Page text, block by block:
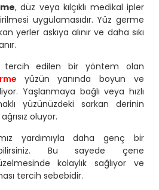
, düz veya kılçıklı medikal ipler
uygulamasıdır. Yüz germe
yerler askıya alınır ve daha sıkı
tercih edilen bir yöntem olan
yüzün yanında boyun ve
Yaşlanmaya bağlı veya hızlı
yüzünüzdeki sarkan derinin
oluyor.
yardımıyla daha genç bir
Bu sayede çene
kolaylık sağlıyor ve
tercih sebebidir.